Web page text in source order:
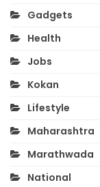
Gadgets
Health
Jobs
Kokan
Lifestyle
Maharashtra
Marathwada
National